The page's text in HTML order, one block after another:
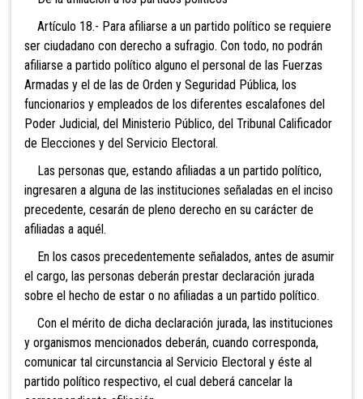
Artículo 18.- Para afiliarse a un partido político se requiere
ser ciudadano con derecho a sufragio. Con todo, no podrán
afiliarse a partido político alguno el personal de las Fuerzas
Armadas y el de las de Orden y Seguridad Pública, los
funcionarios y empleados de los diferentes escalafones del
Poder Judicial, del Ministerio Público, del Tribunal Calificador
de Elecciones y del Servicio Electoral.
Las personas que, estando afiliadas a un partido político,
ingresaren a alguna de las instituciones señaladas en el inciso
precedente, cesarán de pleno derecho en su carácter de
afiliadas a aquél.
En los casos precedentemente señalados, antes de asumir
el cargo, las personas deberán prestar declaración jurada
sobre el hecho de estar o no afiliadas a un partido político.
Con el mérito de dicha declaración jurada, las instituciones
y organismos mencionados deberán, cuando corresponda,
comunicar tal circunstancia al Servicio Electoral y éste al
partido político respectivo, el cual deberá cancelar la